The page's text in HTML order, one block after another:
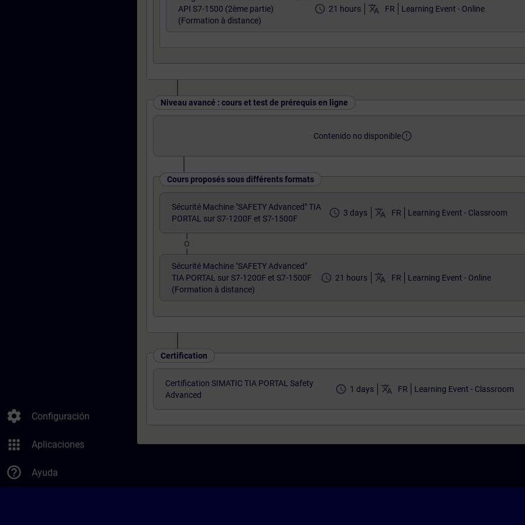
settings Configuración
apps Aplicaciones
help_outline Ayuda
API S7-1500 (2ème partie)
(Formation à distance)
access_time 21 hours translate FR Learning Event - Online
Niveau avancé : cours et test de prérequis en ligne
Contenido no disponibleerror_outline
Cours proposés sous différents formats
Sécurité Machine "SAFETY Advanced" TIA
PORTAL sur S7-1200F et S7-1500F
access_time 3 days translate FR Learning Event - Classroom
O
Sécurité Machine "SAFETY Advanced"
TIA PORTAL sur S7-1200F et S7-1500F
(Formation à distance)
access_time 21 hours translate FR Learning Event - Online
Certification
Certification SIMATIC TIA PORTAL Safety
Advanced
access_time 1 days translate FR Learning Event - Classroom